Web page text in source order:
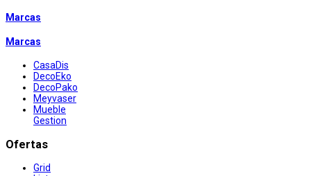
Marcas
Marcas
CasaDis
DecoEko
DecoPako
Meyvaser
Mueble
Gestion
Ofertas
Grid